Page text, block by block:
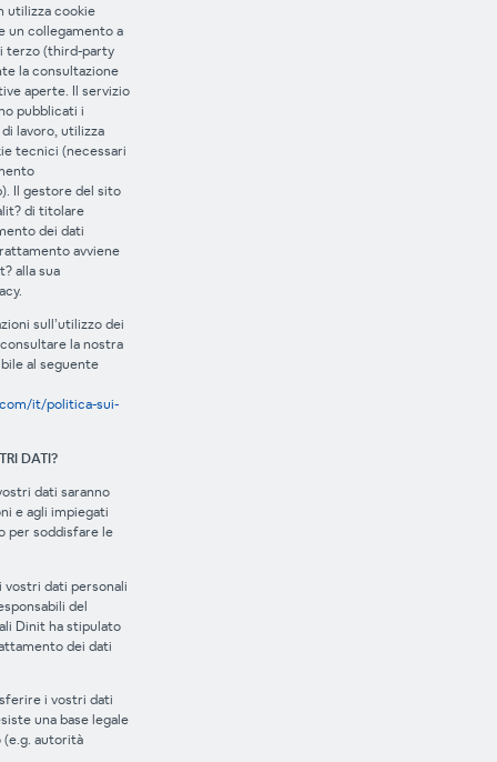
utilizza cookie
un collegamento a
terzo (third-party
la consultazione
aperte. Il servizio
pubblicati i
lavoro, utilizza
tecnici (necessari
Il gestore del sito
di titolare
dei dati
avviene
alla sua
sull’utilizzo dei
la nostra
al seguente
it/politica-sui-
DATI?
dati saranno
e agli impiegati
per soddisfare le
vostri dati personali
del
Dinit ha stipulato
dei dati
i vostri dati
una base legale
autorità